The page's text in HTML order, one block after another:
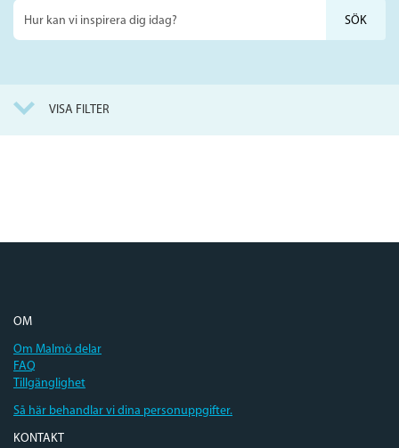
Sök
på
VISA FILTER
OM
Om Malmö delar
FAQ
Tillgänglighet
Så här behandlar vi dina personuppgifter.
KONTAKT